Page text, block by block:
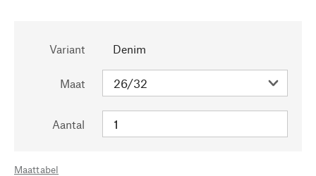
Variant Denim
Maat
Aantal
Maattabel